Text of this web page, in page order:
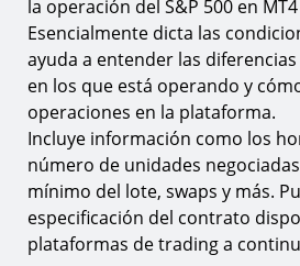
la operación del S&P 500 en MT4
Esencialmente dicta las
ayuda a entender las
en los que está operando y
operaciones en la plataforma.
Incluye información como los
número de unidades
mínimo del lote, swaps y más.
especificación del contrato
plataformas de trading a